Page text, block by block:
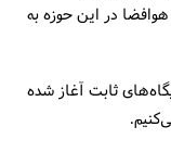
در این حوزه به
ثابت آغاز شده